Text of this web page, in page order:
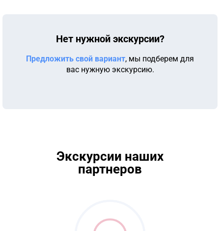
Нет нужной экскурсии?
Предложить свой вариант, мы подберем для
вас нужную экскурсию.
Экскурсии наших
партнеров